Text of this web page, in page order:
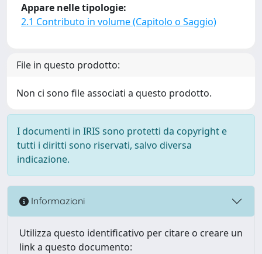
Appare nelle tipologie:
2.1 Contributo in volume (Capitolo o Saggio)
File in questo prodotto:
Non ci sono file associati a questo prodotto.
I documenti in IRIS sono protetti da copyright e
tutti i diritti sono riservati, salvo diversa
indicazione.
Informazioni
Utilizza questo identificativo per citare o creare un
link a questo documento: